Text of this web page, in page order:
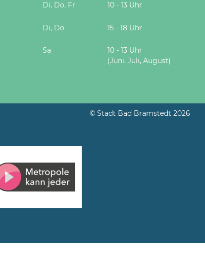
Di, Do, Fr 10 - 13 Uhr
Di, Do 15 - 18 Uhr
Sa
10 - 13 Uhr
(Juni, Juli, August)
© Stadt Bad Bramstedt 2026